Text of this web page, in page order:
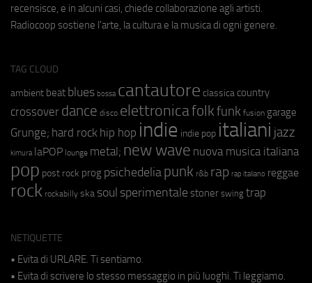
recensisce, e in alcuni casi, chiede collaborazione agli artisti.
Radiocoop sostiene l'arte, la cultura e la musica di ogni genere.
TAG CLOUD
ambient beat blues bossa cantautore classica country
crossover dance disco elettronicafolkfunk fusion garage
Grunge; hard rock hip hop indie indie pop italiani jazz
kimura laPOP lounge metal; new wave nuova musica italiana
pop post rock prog psichedeliapunk r&b rap rap italiano reggae
rock rockabilly ska soul sperimentale stoner swing trap
NETIQUETTE
• Evita di URLARE. Ti sentiamo.
• Evita di scrivere lo stesso messaggio in più luoghi. Ti leggiamo.